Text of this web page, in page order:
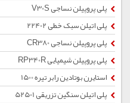
پلی پروپیلن نساجی V30S
پلی اتیلن سبک خطی 22402
پلی پروپیلن نساجی CR380
پلی پروپیلن شیمیایی RP340R
استایرن بوتادین رابر تیره 1500
پلی اتیلن سنگین تزریقی 52501